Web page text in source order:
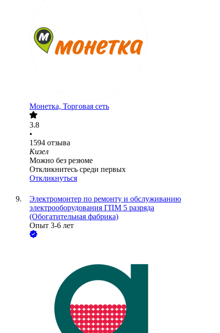
Монетка, Торговая сеть
3.8
•
1594 отзыва
Кизел
Можно без резюме
Откликнитесь среди первых
Откликнуться
Электромонтер по ремонту и обслуживанию
электрооборудования ГПМ 5 разряда
(Обогатительная фабрика)
Опыт 3-6 лет